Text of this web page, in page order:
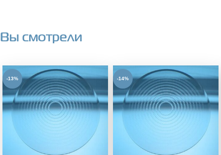
Вы смотрели
-13% -14%